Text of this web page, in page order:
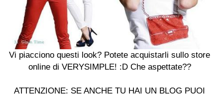
Vi piacciono questi look? Potete acquistarli sullo store
online di VERYSIMPLE! :D Che aspettate??
ATTENZIONE: SE ANCHE TU HAI UN BLOG PUOI